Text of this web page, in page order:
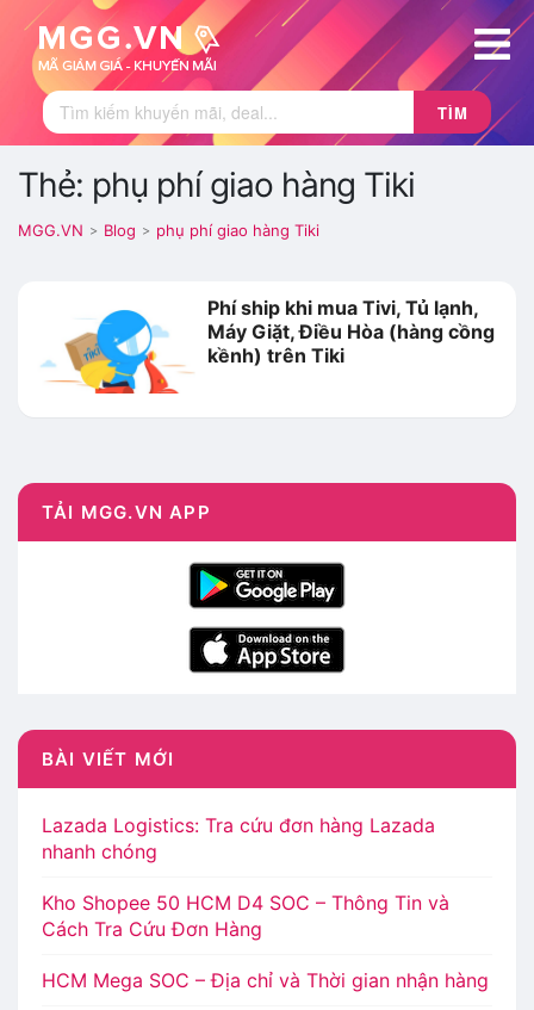
TÌM
Thẻ: phụ phí giao hàng Tiki
MGG.VN > Blog > phụ phí giao hàng Tiki
Phí ship khi mua Tivi, Tủ lạnh,
Máy Giặt, Điều Hòa (hàng cồng
kềnh) trên Tiki
TẢI MGG.VN APP
BÀI VIẾT MỚI
Lazada Logistics: Tra cứu đơn hàng Lazada
nhanh chóng
Kho Shopee 50 HCM D4 SOC – Thông Tin và
Cách Tra Cứu Đơn Hàng
HCM Mega SOC – Địa chỉ và Thời gian nhận hàng